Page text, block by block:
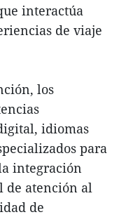
interactúa
de viaje
los
idiomas
para
integración
de atención al
de